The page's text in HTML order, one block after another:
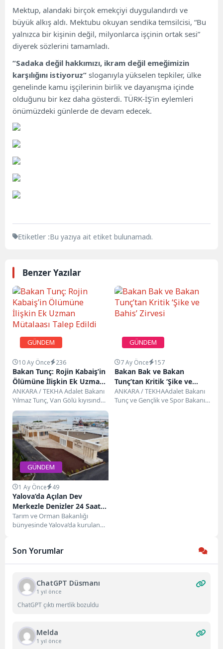
Mektup, alandaki birçok emekçiyi duygulandırdı ve
büyük alkış aldı. Mektubu okuyan sendika temsilcisi, “Bu
yalnızca bir kişinin değil, milyonlarca işçinin ortak sesi”
diyerek sözlerini tamamladı.
“Sadaka değil hakkımızı, ikram değil emeğimizin
karşılığını istiyoruz” sloganıyla yükselen tepkiler, ülke
genelinde kamu işçilerinin birlik ve dayanışma içinde
olduğunu bir kez daha gösterdi. TÜRK-İŞ’in eylemleri
önümüzdeki günlerde de devam edecek.
Etiketler :Bu yazıya ait etiket bulunamadı.
Benzer Yazılar
GÜNDEM
10 Ay Önce 236
Bakan Tunç: Rojin Kabaiş’in
Ölümüne İlişkin Ek Uzman
Mütalaası Talep Edildi
ANKARA / TEKHA Adalet Bakanı
Yılmaz Tunç, Van Gölü kıyısında
cansız bedeni bulunan
üniversite öğrencisi...
GÜNDEM
7 Ay Önce 157
Bakan Bak ve Bakan
Tunç’tan Kritik ‘Şike ve
Bahis’ Zirvesi
ANKARA / TEKHAAdalet Bakanı
Tunç ve Gençlik ve Spor Bakanı
GÜNDEM
1 Ay Önce 49
Yalova’da Açılan Dev
Merkezle Denizler 24 Saat
Canlı İzlenecek
Tarım ve Orman Bakanlığı
bünyesinde Yalova’da kurulan
Son Yorumlar
ChatGPT Düsmanı
1 yıl önce
ChatGPT çıktı mertlik bozuldu
Melda
1 yıl önce